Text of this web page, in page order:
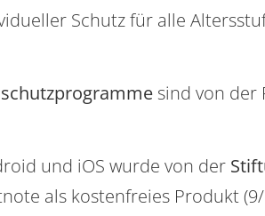
Schutz für alle
sind von der
und iOS wurde von der
als kostenfreies Produkt